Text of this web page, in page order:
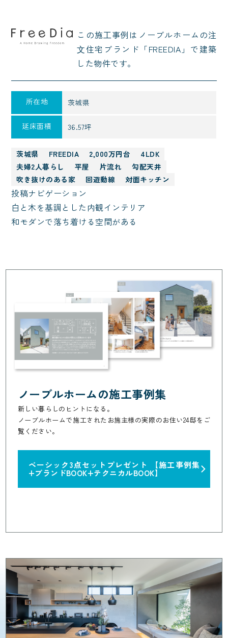
この施⼯事例はノーブルホームの注
⽂住宅ブランド「FREEDIA」で建築
した物件です。
所在地 茨城県
延床面積 36.57坪
茨城県 FREEDIA 2,000万円台
4LDK
夫婦2人暮らし
平屋 片流れ
勾配天井
吹き抜けのある家
回遊動線 対面キッチン
投稿ナビゲーション
白と木を基調とした内観インテリア
和モダンで落ち着ける空間がある
ノーブルホームの施工事例集
新しい暮らしのヒントになる。
ノーブルホームで施工されたお施主様の実際のお住い24邸をご
覧ください。
ベーシック3点セットプレゼント 【施工事例集
+ブランドBOOK+テクニカルBOOK】